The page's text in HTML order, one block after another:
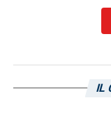
LA PLAYLIST
IL